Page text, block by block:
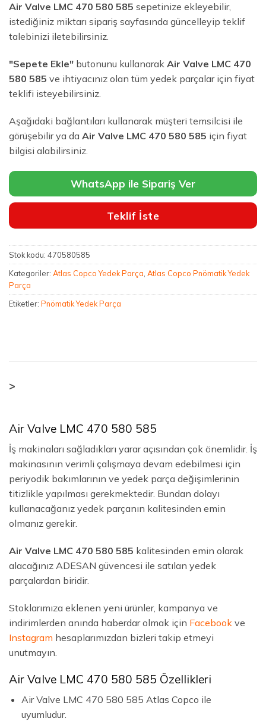
Air Valve LMC 470 580 585 sepetinize ekleyebilir,
istediğiniz miktarı sipariş sayfasında güncelleyip teklif
talebinizi iletebilirsiniz.
"Sepete Ekle" butonunu kullanarak Air Valve LMC 470
580 585 ve ihtiyacınız olan tüm yedek parçalar için fiyat
teklifi isteyebilirsiniz.
Aşağıdaki bağlantıları kullanarak müşteri temsilcisi ile
görüşebilir ya da Air Valve LMC 470 580 585 için fiyat
bilgisi alabilirsiniz.
WhatsApp ile Sipariş Ver
Teklif İste
Stok kodu: 470580585
Kategoriler: Atlas Copco Yedek Parça Atlas Copco Pnömatik Yedek
Parça
Etiketler: Pnömatik Yedek Parça
>
Air Valve LMC 470 580 585
İş makinaları sağladıkları yarar açısından çok önemlidir. İş
makinasının verimli çalışmaya devam edebilmesi için
periyodik bakımlarının ve yedek parça değişimlerinin
titizlikle yapılması gerekmektedir. Bundan dolayı
kullanacağanız yedek parçanın kalitesinden emin
olmanız gerekir.
Air Valve LMC 470 580 585 kalitesinden emin olarak
alacağınız ADESAN güvencesi ile satılan yedek
parçalardan biridir.
Stoklarımıza eklenen yeni ürünler, kampanya ve
indirimlerden anında haberdar olmak için Facebook ve
Instagram hesaplarımızdan bizleri takip etmeyi
unutmayın.
Air Valve LMC 470 580 585 Özellikleri
Air Valve LMC 470 580 585 Atlas Copco ile
uyumludur.